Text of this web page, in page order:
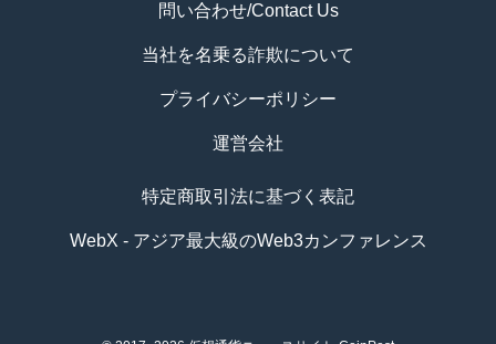
問い合わせ/Contact Us
当社を名乗る詐欺について
プライバシーポリシー
運営会社
特定商取引法に基づく表記
WebX - アジア最大級のWeb3カンファレンス